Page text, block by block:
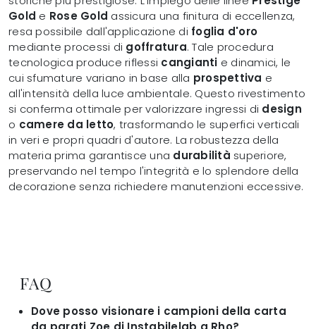
Gold e Rose Gold assicura una finitura di eccellenza,
resa possibile dall'applicazione di foglia d'oro
mediante processi di goffratura. Tale procedura
tecnologica produce riflessi cangianti e dinamici, le
cui sfumature variano in base alla prospettiva e
all'intensità della luce ambientale. Questo rivestimento
si conferma ottimale per valorizzare ingressi di design
o camere da letto, trasformando le superfici verticali
in veri e propri quadri d'autore. La robustezza della
materia prima garantisce una durabilità superiore,
preservando nel tempo l'integrità e lo splendore della
decorazione senza richiedere manutenzioni eccessive.
FAQ
Dove posso visionare i campioni della carta